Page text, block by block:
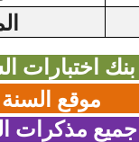
بنك اختبارات
موقع
جميع مذكرات